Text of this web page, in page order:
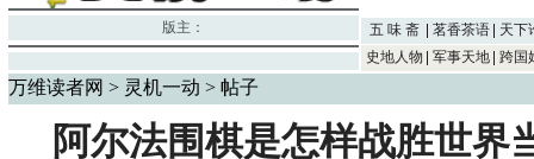
版主： 五 味 斋 茗香茶语
天下
史地人物
军事天地 跨国
万维读者网 > 灵机一动 > 帖子
阿尔法围棋是怎样战胜世界